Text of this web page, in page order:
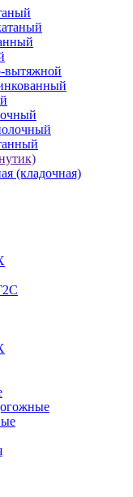
вытяжной
(кладочная)